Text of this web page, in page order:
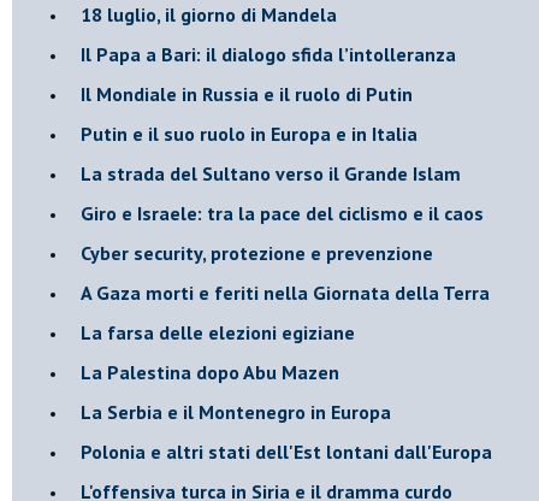
18 luglio, il giorno di Mandela
Il Papa a Bari: il dialogo sfida l’intolleranza
Il Mondiale in Russia e il ruolo di Putin
Putin e il suo ruolo in Europa e in Italia
La strada del Sultano verso il Grande Islam
Giro e Israele: tra la pace del ciclismo e il caos
Cyber security, protezione e prevenzione
A Gaza morti e feriti nella Giornata della Terra
La farsa delle elezioni egiziane
La Palestina dopo Abu Mazen
La Serbia e il Montenegro in Europa
Polonia e altri stati dell'Est lontani dall'Europa
L'offensiva turca in Siria e il dramma curdo